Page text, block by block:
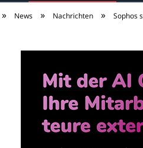
PRESS
» News » Nachrichten » Sophos